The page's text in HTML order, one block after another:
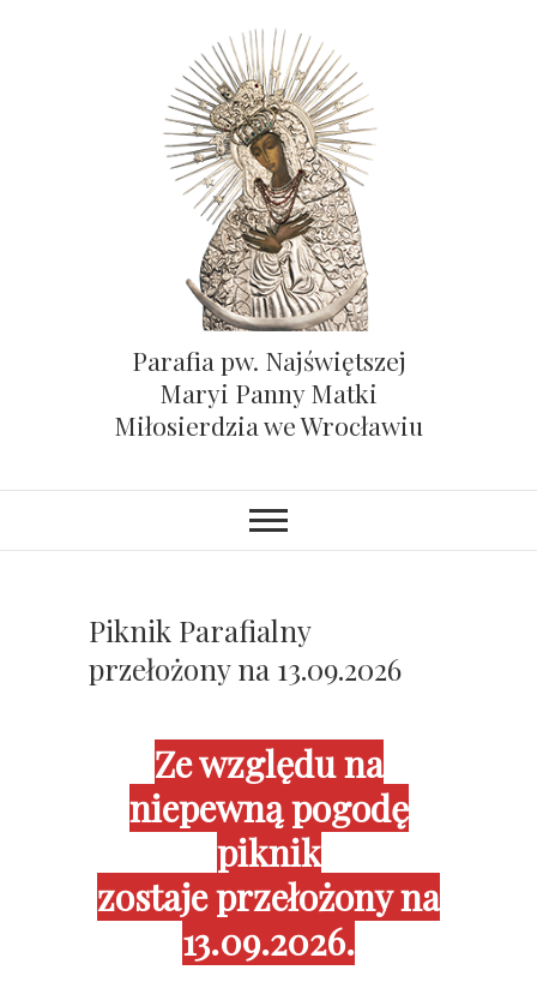
Parafia pw. Najświętszej
Maryi Panny Matki
Miłosierdzia we Wrocławiu
Piknik Parafialny
przełożony na 13.09.2026
Ze względu na
niepewną pogodę
piknik
zostaje przełożony na
13.09.2026.